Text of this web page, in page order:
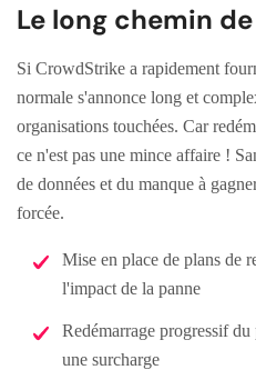
Le long chemin
Si CrowdStrike a rapidement
normale s'annonce long et
organisations touchées. Car
ce n'est pas une mince affaire !
de données et du manque à
forcée.
Mise en place de plans de
l'impact de la panne
Redémarrage progressif
une surcharge